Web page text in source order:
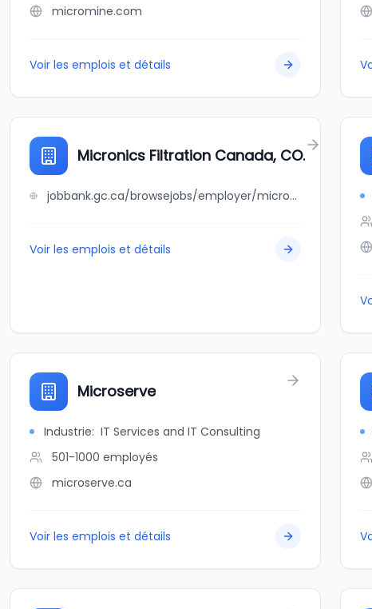
micromine.com
Voir les emplois et détails
Micronics Filtration Canada, CO.
jobbank.gc.ca/browsejobs/employer/micronics+filtration+canada%2C+co./ca
Voir les emplois et détails
Microserve
Industrie: IT Services and IT Consulting
501-1000 employés
microserve.ca
Voir les emplois et détails